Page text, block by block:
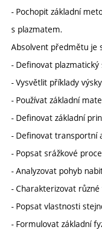
- Pochopit základní
s plazmatem.
Absolvent předmětu je
- Definovat
- Vysvětlit příklady
- Používat základní
- Definovat základní
- Definovat transportní
- Popsat srážkové
- Analyzovat pohyb
- Charakterizovat
- Popsat vlastnosti
- Formulovat základní